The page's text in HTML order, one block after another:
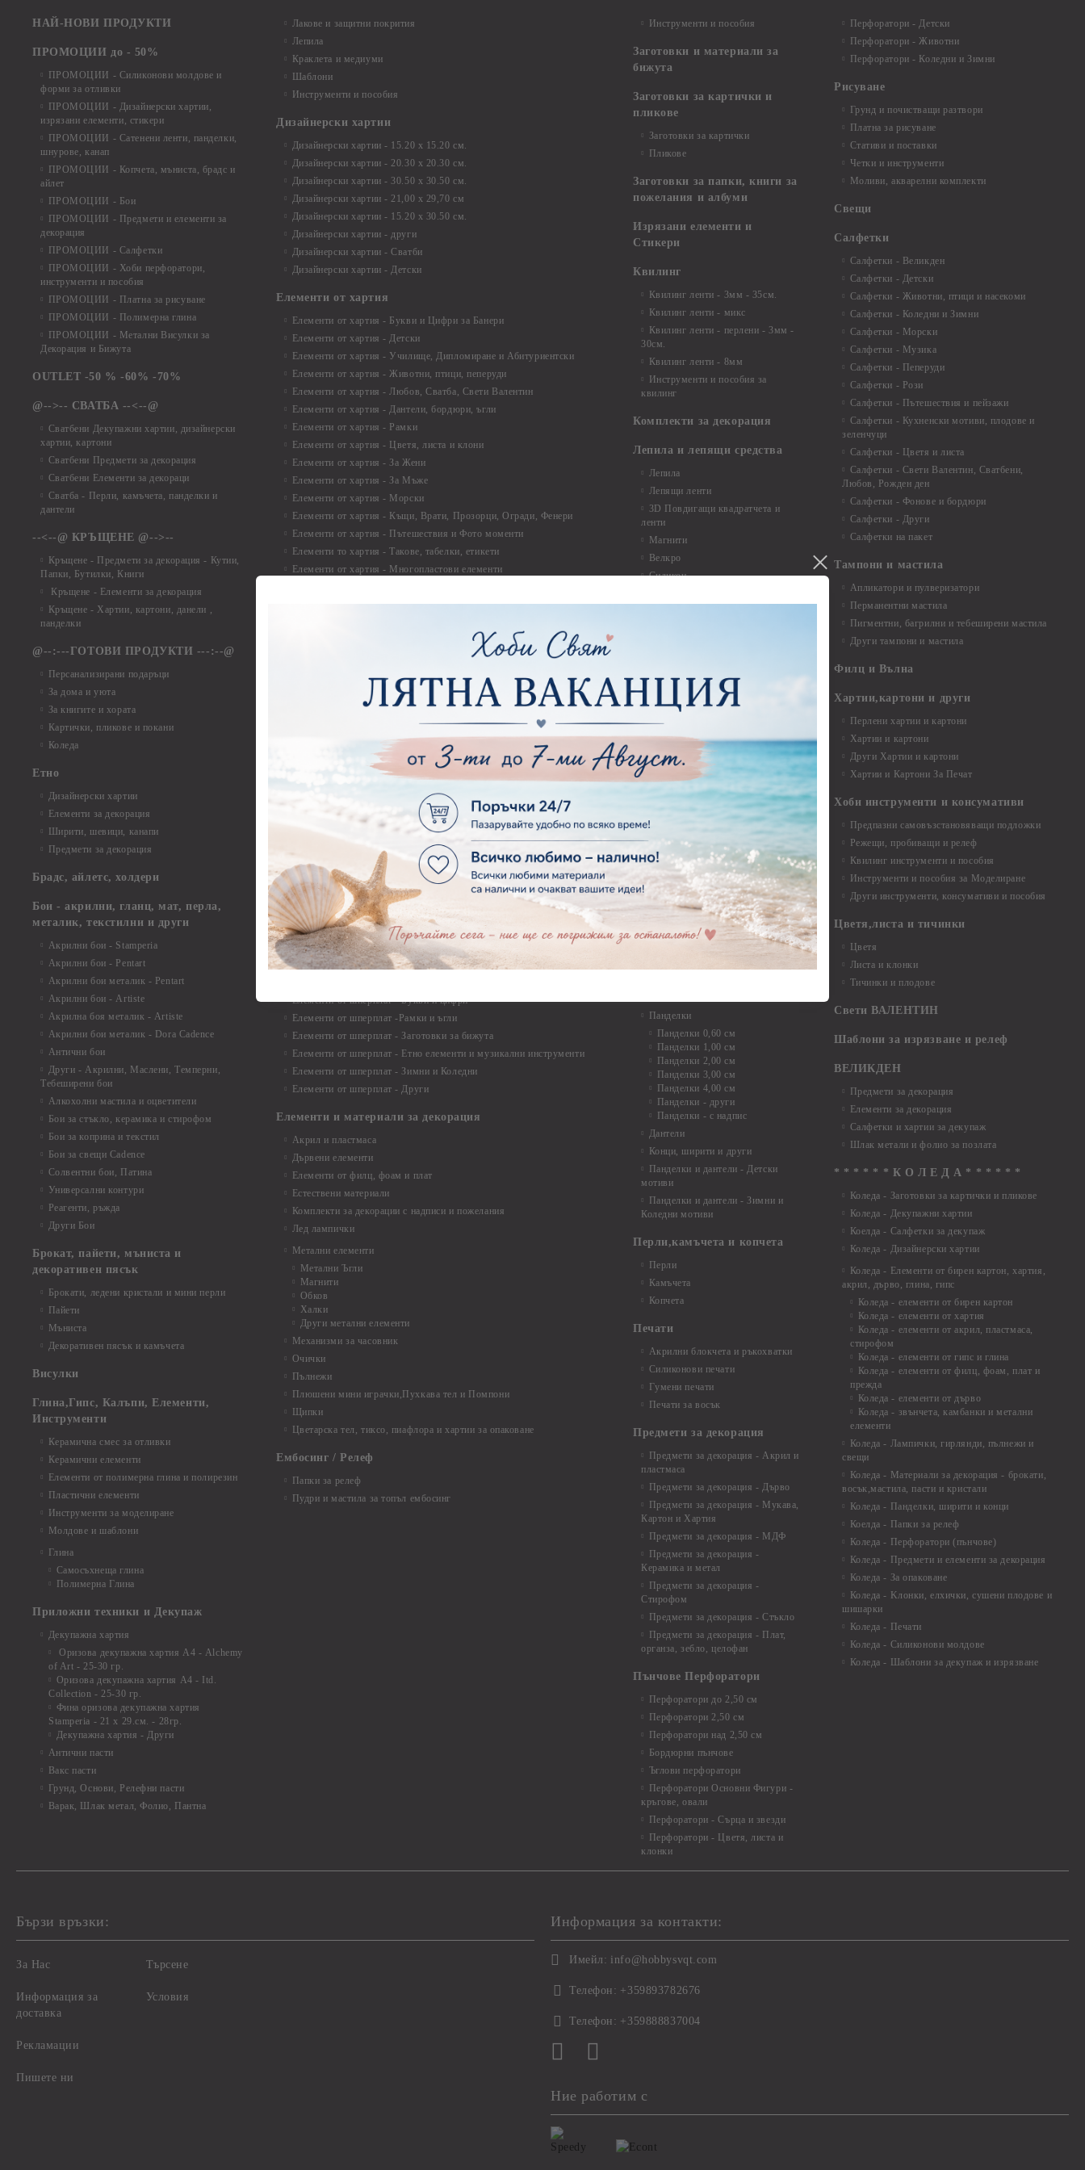
НАЙ-НОВИ ПРОДУКТИ
ПРОМОЦИИ до - 50%
ПРОМОЦИИ - Силиконови молдове и
форми за отливки
ПРОМОЦИИ - Дизайнерски хартии,
изрязани елементи, стикери
ПРОМОЦИИ - Сатенени ленти, панделки,
шнурове, канап
ПРОМОЦИИ - Копчета, мъниста, брадс и
айлет
ПРОМОЦИИ - Бои
ПРОМОЦИИ - Предмети и елементи за
декорация
ПРОМОЦИИ - Салфетки
ПРОМОЦИИ - Хоби перфоратори,
инструменти и пособия
ПРОМОЦИИ - Платна за рисуване
ПРОМОЦИИ - Полимерна глина
ПРОМОЦИИ - Метални Висулки за
Декорация и Бижута
OUTLET -50 % -60% -70%
@-->-- СВАТБА --<--@
Сватбени Декупажни хартии, дизайнерски
хартии, картони
Сватбени Предмети за декорация
Сватбени Елементи за декораци
Сватба - Перли, камъчета, панделки и
дантели
--<--@ КРЪЩЕНЕ @-->--
Кръщене - Предмети за декорация - Кутии,
Папки, Бутилки, Книги
Кръщене - Елементи за декорация
Кръщене - Хартии, картони, данели ,
панделки
@--:---ГОТОВИ ПРОДУКТИ ---:--@
Персанализирани подаръци
За дома и уюта
За книгите и хората
Картички, пликове и покани
Коледа
Етно
Дизайнерски хартии
Елементи за декорация
Ширити, шевици, канапи
Предмети за декорация
Брадс, айлетс, холдери
Бои - акрилни, гланц, мат, перла,
металик, текстилни и други
Акрилни бои - Stamperia
Акрилни бои - Pentart
Акрилни бои металик - Pentart
Акрилни бои - Artiste
Акрилна боя металик - Artiste
Акрилни бои металик - Dora Cadence
Антични бои
Други - Акрилни, Маслени, Темперни,
Тебеширени бои
Алкохолни мастила и оцветители
Бои за стъкло, керамика и стирофом
Бои за коприна и текстил
Бои за свещи Cadence
Солвентни бои, Патина
Универсални контури
Реагенти, ръжда
Други Бои
Брокат, пайети, мъниста и
декоративен пясък
Брокати, ледени кристали и мини перли
Пайети
Мъниста
Декоративен пясък и камъчета
Висулки
Глина,Гипс, Калъпи, Елементи,
Инструменти
Керамична смес за отливки
Керамични елементи
Елементи от полимерна глина и полирезин
Пластични елементи
Инструменти за моделиране
Молдове и шаблони
Глина
Самосъхнеща глина
Полимерна Глина
Приложни техники и Декупаж
Декупажна хартия
Оризова декупажна хартия А4 - Alchemy
of Art - 25-30 гр.
Оризова декупажна хартия А4 - Itd.
Collection - 25-30 гр.
Фина оризова декупажна хартия
Stamperia - 21 х 29.см. - 28гр.
Декупажна хартия - Други
Антични пасти
Вакс пасти
Грунд, Основи, Релефни пасти
Варак, Шлак метал, Фолио, Пантна
Лакове и защитни покрития
Лепила
Краклета и медиуми
Шаблони
Инструменти и пособия
Дизайнерски хартии
Дизайнерски хартии - 15.20 х 15.20 см.
Дизайнерски хартии - 20.30 х 20.30 см.
Дизайнерски хартии - 30.50 х 30.50 см.
Дизайнерски хартии - 21,00 х 29,70 см
Дизайнерски хартии - 15.20 x 30.50 см.
Дизайнерски хартии - други
Дизайнерски хартии - Сватби
Дизайнерски хартии - Детски
Елементи от хартия
Елементи от хартия - Букви и Цифри за Банери
Елементи от хартия - Детски
Елементи от хартия - Училище, Дипломиране и Абитуриентски
Елементи от хартия - Животни, птици, пеперуди
Елементи от хартия - Любов, Сватба, Свети Валентин
Елементи от хартия - Дантели, бордюри, ъгли
Елементи от хартия - Рамки
Елементи от хартия - Цветя, листа и клони
Елементи от хартия - За Жени
Елементи от хартия - За Мъже
Елементи от хартия - Морски
Елементи от хартия - Къщи, Врати, Прозорци, Огради, Фенери
Елементи от хартия - Пътешествия и Фото моменти
Елементи то хартия - Такове, табелки, етикети
Елементи от хартия - Многопластови елементи
Елементи от хартия - Готови композиции
Елементи от бирен картон - Декоративни рамки
Елементи от бирен картон - Надписи на български
Елементи от бирен картон - Ъгли и орнаменти
Елементи от бирен картон - Сватба
Елементи от бирен картон - Училище, Дипломиране и Завършване
Елементи от бирен картон - Бебшки и Детски елементи
Елементи от бирен картон - Цветя и Животни
Елементи от бирен картон - Стиймпънк и Мъжки елементи
Елементи от бирен картон - Пътешестия - море, планина ,транспорт
Елементи от бирен картон - Други
Елементи от бирен картон - За миниатюри, дълбоки рамки, бебешки
съкровища и екслоадиращи кутии
Елементи от бирен картон - Коледа и Зима
Елементи от бирен картон - Тематични комплекти
Елементи от бирен картон - Шейкър заготовки от бирен картон за
3D картички, албуми, ръчно израбоени проекти
Елементи от шперплат - Букви и цифри
Елементи от шперплат -Рамки и ъгли
Елементи от шперплат - Заготовки за бижута
Елементи от шперплат - Етно елементи и музикални инструменти
Елементи от шперплат - Зимни и Коледни
Елементи от шперплат - Други
Елементи и материали за декорация
Акрил и пластмаса
Дървени елементи
Елементи от филц, фоам и плат
Естествени материали
Комплекти за декорации с надписи и пожелания
Лед лампички
Метални елементи
Метални Ъгли
Магнити
Обков
Халки
Други метални елементи
Механизми за часовник
Очички
Пълнежи
Плюшени мини играчки,Пухкава тел и Помпони
Щипки
Цветарска тел, тиксо, пиафлора и хартии за опаковане
Ембосинг / Релеф
Папки за релеф
Пудри и мастила за топъл ембосинг
Инструменти и пособия
Заготовки и материали за
бижута
Заготовки за картички и
пликове
Заготовки за картички
Пликове
Заготовки за папки, книги за
пожелания и албуми
Изрязани елементи и
Стикери
Квилинг
Квилинг ленти - 3мм - 35см.
Квилинг ленти - микс
Квилинг ленти - перлени - 3мм -
30см.
Квилинг ленти - 8мм
Инструменти и пособия за
квилинг
Комплекти за декорация
Лепила и лепящи средства
Лепила
Лепящи ленти
3D Повдигащи квадратчета и
ленти
Магнити
Велкро
Силикон
Макраме Основи - над 15,00 см
Макраме - Други материали
Опаковки
Мебелен обков и аксесоари
Закачалки
Крака за мебели
Други аксесоари, материали и
инструменти
Моливи, маркери, химикали,
пастели и восъци
Восъци
Маркери, флумастери, химикали
Панделки
Панделки 0,60 см
Панделки 1,00 см
Панделки 2,00 см
Панделки 3,00 см
Панделки 4,00 см
Панделки - други
Панделки - с надпис
Дантели
Конци, ширити и други
Панделки и дантели - Детски
мотиви
Панделки и дантели - Зимни и
Коледни мотиви
Перли,камъчета и копчета
Перли
Камъчета
Копчета
Печати
Акрилни блокчета и ръкохватки
Силиконови печати
Гумени печати
Печати за восък
Предмети за декорация
Предмети за декорация - Акрил и
пластмаса
Предмети за декорация - Дърво
Предмети за декорация - Мукава,
Картон и Хартия
Предмети за декорация - МДФ
Предмети за декорация -
Керамика и метал
Предмети за декорация -
Стирофом
Предмети за декорация - Стъкло
Предмети за декорация - Плат,
органза, зебло, целофан
Пънчове Перфоратори
Перфоратори до 2,50 см
Перфоратори 2,50 см
Перфоратори над 2,50 см
Бордюрни пънчове
Ъглови перфоратори
Перфоратори Основни Фигури -
кръгове, овали
Перфоратори - Сърца и звезди
Перфоратори - Цветя, листа и
клонки
Перфоратори - Детски
Перфоратори - Животни
Перфоратори - Коледни и Зимни
Рисуване
Грунд и почистващи разтвори
Платна за рисуване
Стативи и поставки
Четки и инструменти
Моливи, акварелни комплекти
Свещи
Салфетки
Салфетки - Великден
Салфетки - Детски
Салфетки - Животни, птици и насекоми
Салфетки - Коледни и Зимни
Салфетки - Морски
Салфетки - Музика
Салфетки - Пеперуди
Салфетки - Рози
Салфетки - Пътешествия и пейзажи
Салфетки - Кухненски мотиви, плодове и
зеленчуци
Салфетки - Цветя и листа
Салфетки - Свети Валентин, Сватбени,
Любов, Рожден ден
Салфетки - Фонове и бордюри
Салфетки - Други
Салфетки на пакет
Тампони и мастила
Апликатори и пулверизатори
Перманентни мастила
Пигментни, багрилни и тебеширени мастила
Други тампони и мастила
Филц и Вълна
Хартии,картони и други
Перлени хартии и картони
Хартии и картони
Други Хартии и картони
Хартии и Картони За Печат
Хоби инструменти и консумативи
Предпазни самовъзстановяващи подложки
Режещи, пробиващи и релеф
Квилинг инструменти и пособия
Инструменти и пособия за Моделиране
Други инструменти, консумативи и пособия
Цветя,листа и тичинки
Цветя
Листа и клонки
Тичинки и плодове
Свети ВАЛЕНТИН
Шаблони за изрязване и релеф
ВЕЛИКДЕН
Предмети за декорация
Елементи за декорация
Салфетки и хартии за декупаж
Шлак метали и фолио за позлата
* * * * * * К О Л Е Д А * * * * * *
Коледа - Заготовки за картички и пликове
Коледа - Декупажни хартии
Коелда - Салфетки за декупаж
Коледа - Дизайнерски хартии
Коледа - Eлементи от бирен картон, хартия,
акрил, дърво, глина, гипс
Коледа - елементи от бирен картон
Коледа - елементи от хартия
Коледа - елементи от акрил, пластмаса,
стирофом
Коледа - елементи от гипс и глина
Коледа - елементи от филц, фоам, плат и
прежда
Коледа - елементи от дърво
Коледа - звънчета, камбанки и метални
елементи
Коледа - Лампички, гирлянди, пълнежи и
свещи
Коледа - Материали за декорация - брокати,
восък,мастила, пасти и кристали
Коледа - Панделки, ширити и конци
Коелда - Папки за релеф
Коледа - Перфоратори (пънчове)
Коледа - Предмети и елементи за декорация
Коледа - За опаковане
Коледа - Kлонки, елхички, сушени плодове и
шишарки
Коледа - Печати
Коледа - Силиконови молдове
Коледа - Шаблони за декупаж и изрязване
Бързи връзки:
За Нас
Информация за
доставка
Рекламации
Пишете ни
Търсене
Условия
Информация за контакти:
Имейл: info@hobbysvqt.com
Телефон: +359893782676
Телефон: +359888837004
Ние работим с